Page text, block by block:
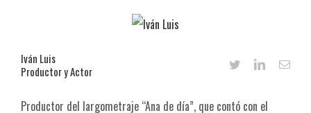
Iván Luis
Productor y Actor
Productor del largometraje “Ana de día”, que contó con el